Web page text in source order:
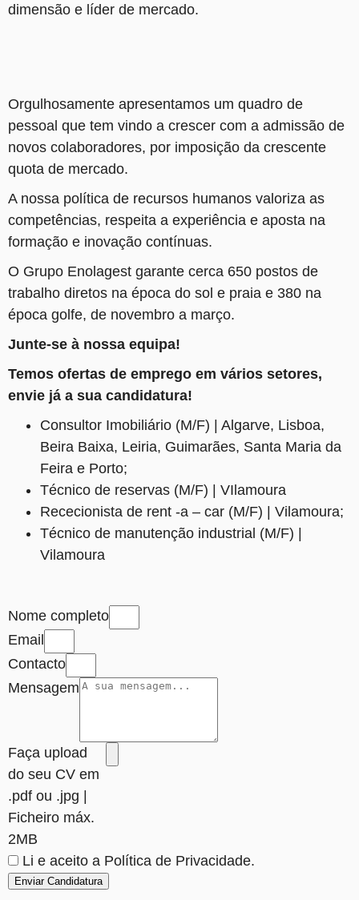
dimensão e líder de mercado.
Orgulhosamente apresentamos um quadro de
pessoal que tem vindo a crescer com a admissão de
novos colaboradores, por imposição da crescente
quota de mercado.
A nossa política de recursos humanos valoriza as
competências, respeita a experiência e aposta na
formação e inovação contínuas.
O Grupo Enolagest garante cerca 650 postos de
trabalho diretos na época do sol e praia e 380 na
época golfe, de novembro a março.
Junte-se à nossa equipa!
Temos ofertas de emprego em vários setores,
envie já a sua candidatura!
Consultor Imobiliário (M/F) | Algarve, Lisboa,
Beira Baixa, Leiria, Guimarães, Santa Maria da
Feira e Porto;
Técnico de reservas (M/F) | VIlamoura
Rececionista de rent -a – car (M/F) | Vilamoura;
Técnico de manutenção industrial (M/F) |
Vilamoura
Nome completo
Email
Contacto
Mensagem
Faça upload
do seu CV em
.pdf ou .jpg |
Ficheiro máx.
2MB
Li e aceito a Política de Privacidade.
Enviar Candidatura